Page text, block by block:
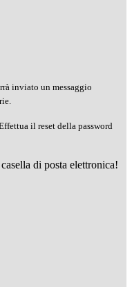
inviato un messaggio
il reset della password
di posta elettronica!